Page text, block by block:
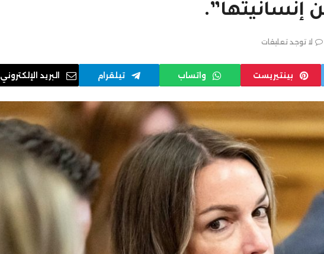
إنسانيتها”.
لا توجد تعليقات
بينتيريست واتساب تيلقرام البريد الإلكتروني